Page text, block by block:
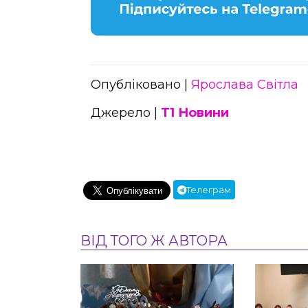
Опубліковано | Ярослава Світла
Джерело | Т1 Новини
Телеграм
ВІД ТОГО Ж АВТОРА